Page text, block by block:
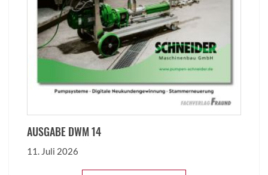
AUSGABE DWM 14
11. Juli 2026